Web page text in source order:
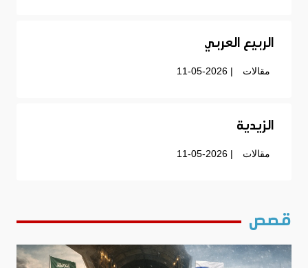
الربيع العربي
مقالات | 11-05-2026
الزيدية
مقالات | 11-05-2026
قصص